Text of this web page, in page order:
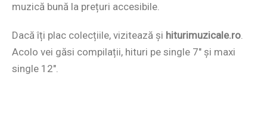
muzică bună la prețuri accesibile.
Dacă îți plac colecțiile, vizitează și hiturimuzicale.ro.
Acolo vei găsi compilații, hituri pe single 7″ și maxi
single 12″.